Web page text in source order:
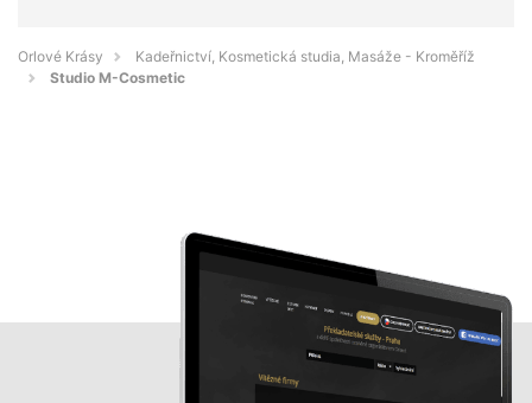
Orlové Krásy
Kadeřnictví, Kosmetická studia, Masáže - Kroměříž
Studio M-Cosmetic